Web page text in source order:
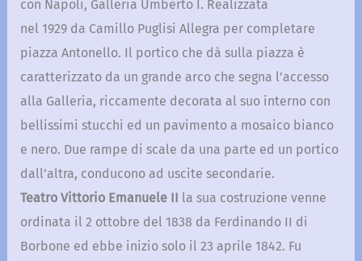
con Napoli, Galleria Umberto I. Realizzata
nel 1929 da Camillo Puglisi Allegra per completare
piazza Antonello. Il portico che dà sulla piazza è
caratterizzato da un grande arco che segna l’accesso
alla Galleria, riccamente decorata al suo interno con
bellissimi stucchi ed un pavimento a mosaico bianco
e nero. Due rampe di scale da una parte ed un portico
dall’altra, conducono ad uscite secondarie.
Teatro Vittorio Emanuele II la sua costruzione venne
ordinata il 2 ottobre del 1838 da Ferdinando II di
Borbone ed ebbe inizio solo il 23 aprile 1842. Fu